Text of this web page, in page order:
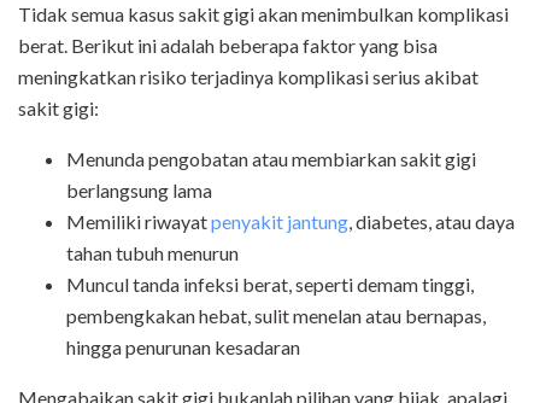
Tidak semua kasus sakit gigi akan menimbulkan komplikasi
berat. Berikut ini adalah beberapa faktor yang bisa
meningkatkan risiko terjadinya komplikasi serius akibat
sakit gigi:
Menunda pengobatan atau membiarkan sakit gigi
berlangsung lama
Memiliki riwayatpenyakit jantung , diabetes, atau daya
tahan tubuh menurun
Muncul tanda infeksi berat, seperti demam tinggi,
pembengkakan hebat, sulit menelan atau bernapas,
hingga penurunan kesadaran
Mengabaikan sakit gigi bukanlah pilihan yang bijak, apalagi